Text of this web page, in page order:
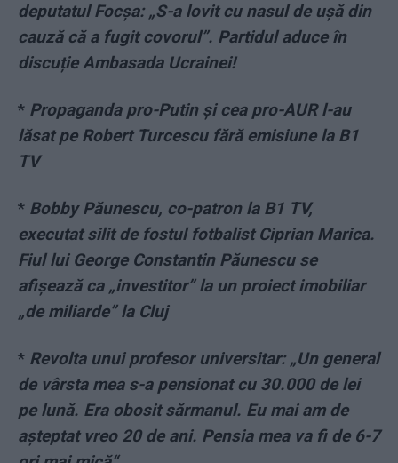
deputatul Focșa: „S-a lovit cu nasul de ușă din
cauză că a fugit covorul”. Partidul aduce în
discuție Ambasada Ucrainei!
* Propaganda pro-Putin și cea pro-AUR l-au
lăsat pe Robert Turcescu fără emisiune la B1
TV
* Bobby Păunescu, co-patron la B1 TV,
executat silit de fostul fotbalist Ciprian Marica.
Fiul lui George Constantin Păunescu se
afișează ca „investitor” la un proiect imobiliar
„de miliarde” la Cluj
* Revolta unui profesor universitar: „Un general
de vârsta mea s-a pensionat cu 30.000 de lei
pe lună. Era obosit sărmanul. Eu mai am de
așteptat vreo 20 de ani. Pensia mea va fi de 6-7